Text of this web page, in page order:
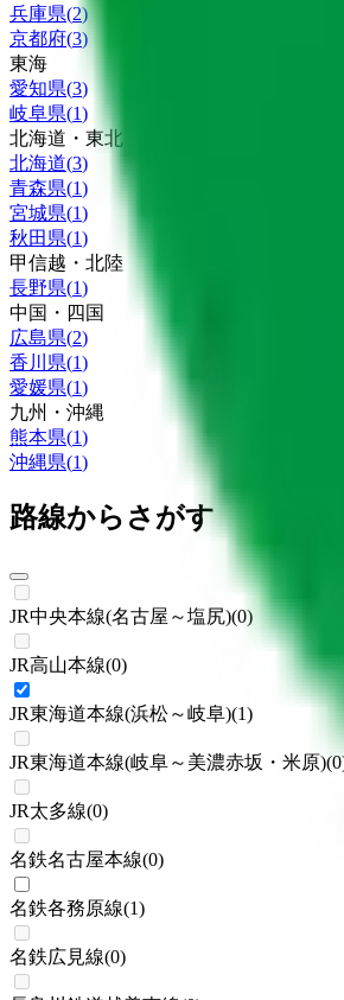
兵庫県(2)
京都府(3)
東海
愛知県(3)
岐阜県(1)
北海道・東北
北海道(3)
青森県(1)
宮城県(1)
秋田県(1)
甲信越・北陸
長野県(1)
中国・四国
広島県(2)
香川県(1)
愛媛県(1)
九州・沖縄
熊本県(1)
沖縄県(1)
路線からさがす
JR中央本線(名古屋～塩尻)(0)
JR高山本線(0)
JR東海道本線(浜松～岐阜)(1)
JR東海道本線(岐阜～美濃赤坂・米原)(0
JR太多線(0)
名鉄名古屋本線(0)
名鉄各務原線(1)
名鉄広見線(0)